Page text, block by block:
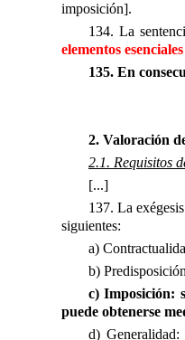
imposición].
134. La
elementos esenciales
135. En
2. Valoración
2.1. Requisitos
[...]
137. La
siguientes:
a)
b)
c) Imposición:
puede obtenerse
d)